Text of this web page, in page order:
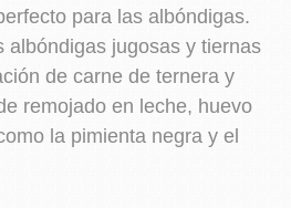
para las albóndigas.
albóndigas jugosas y tiernas
de carne de ternera y
remojado en leche, huevo
la pimienta negra y el